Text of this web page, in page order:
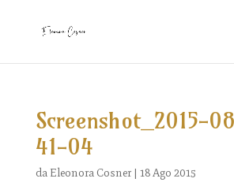
Screenshot_2015-
41-04
da Eleonora Cosner| 18 Ago 2015